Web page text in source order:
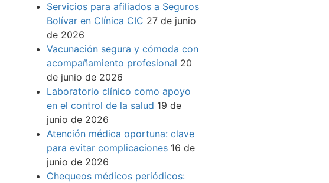
Servicios para afiliados a Seguros
Bolívar en Clínica CIC 27 de junio
de 2026
Vacunación segura y cómoda con
acompañamiento profesional 20
de junio de 2026
Laboratorio clínico como apoyo
en el control de la salud 19 de
junio de 2026
Atención médica oportuna: clave
para evitar complicaciones 16 de
junio de 2026
Chequeos médicos periódicos: